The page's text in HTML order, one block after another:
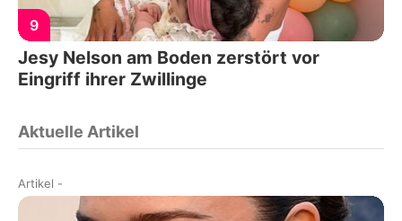
9
Jesy Nelson am Boden zerstört vor
Eingriff ihrer Zwillinge
Aktuelle Artikel
Artikel -